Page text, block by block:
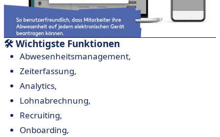
🛠 Wichtigste Funktionen
Abwesenheitsmanagement,
Zeiterfassung,
Analytics,
Lohnabrechnung,
Recruiting,
Onboarding,